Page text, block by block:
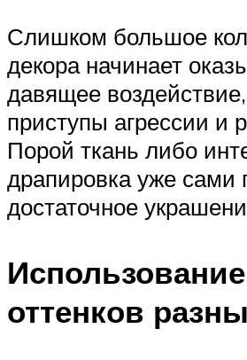
Слишком большое
декора начинает
давящее
приступы агрессии и
Порой ткань либо
драпировка уже
достаточное
Использование
оттенков